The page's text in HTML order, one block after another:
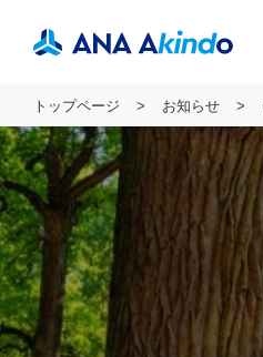
トップページ お知らせ